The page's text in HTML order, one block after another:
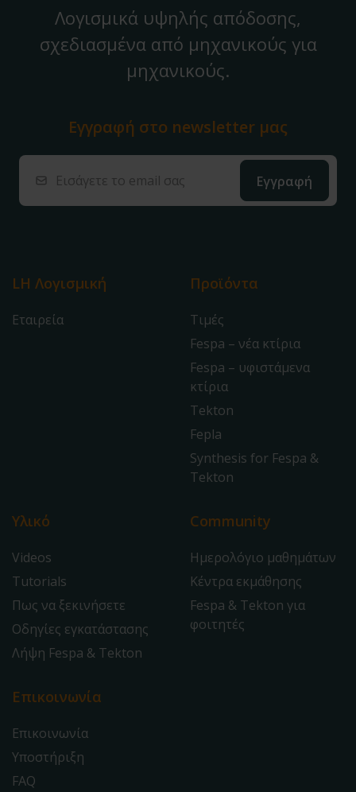
Λογισμικά υψηλής απόδοσης,
σχεδιασμένα από μηχανικούς για
μηχανικούς.
LH Λογισμική
Εταιρεία
Προϊόντα
Τιμές
Fespa – νέα κτίρια
Fespa – υφιστάμενα
κτίρια
Tekton
Fepla
Synthesis for Fespa &
Tekton
Υλικό
Videos
Tutorials
Πως να ξεκινήσετε
Οδηγίες εγκατάστασης
Λήψη Fespa & Tekton
Community
Ημερολόγιο μαθημάτων
Κέντρα εκμάθησης
Fespa & Tekton για
φοιτητές
Επικοινωνία
Επικοινωνία
Υποστήριξη
FAQ
Εγγραφή στο newsletter μας